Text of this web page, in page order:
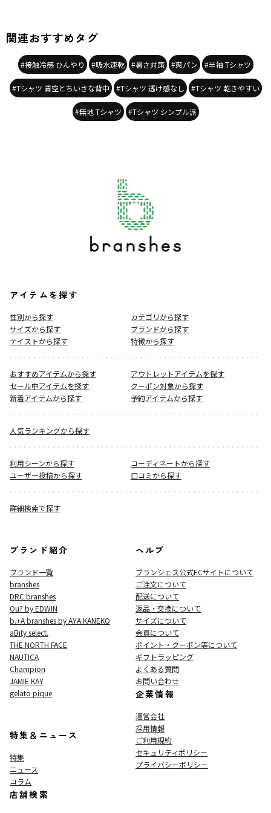
関連おすすめタグ
#接触冷感 ひんやり #吸水速乾 #暑さ対策 #爽パン #半袖 Tシャツ
#Tシャツ 青空とちいさな背中 #Tシャツ 透け感なし #Tシャツ 乾きやすい
#無地 Tシャツ #Tシャツ シンプル派
アイテムを探す
性別から探す
カテゴリから探す
サイズから探す
ブランドから探す
テイストから探す
特徴から探す
おすすめアイテムから探す
アウトレットアイテムを探す
セール中アイテムを探す
クーポン対象から探す
新着アイテムから探す
予約アイテムから探す
人気ランキングから探す
利用シーンから探す
コーディネートから探す
ユーザー投稿から探す
口コミから探す
詳細検索で探す
ブランド紹介
ブランド一覧
branshes
DRC branshes
Ou? by EDWIN
b.+A branshes by AYA KANEKO
aBity select.
THE NORTH FACE
NAUTICA
Champion
JAMIE KAY
gelato pique
特集＆ニュース
特集
ニュース
コラム
店舗検索
ヘルプ
ブランシェス公式ECサイトについて
ご注文について
配送について
返品・交換について
サイズについて
会員について
ポイント・クーポン等について
ギフトラッピング
よくある質問
お問い合わせ
企業情報
運営会社
採用情報
ご利用規約
セキュリティポリシー
プライバシーポリシー